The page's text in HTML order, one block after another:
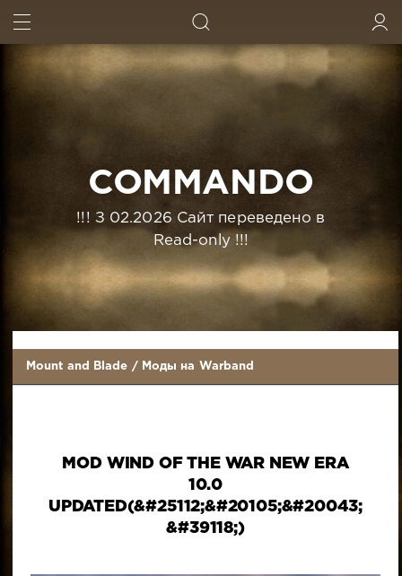
COMMANDO
!!! З 02.2026 Сайт переведено в
Read-only !!!
Mount and Blade / Моды на Warband
MOD WIND OF THE WAR NEW ERA
10.0
UPDATED(&#25112;&#20105;&#20043;
&#39118;)